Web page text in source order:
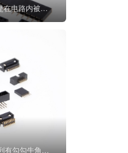
排母连接器Female Header，排母连接器作用是在电路内被阻断处或孤立不通...